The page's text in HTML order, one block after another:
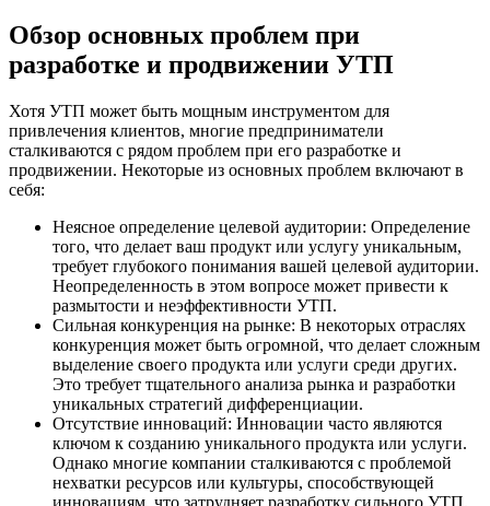
Обзор основных проблем при
разработке и продвижении УТП
Хотя УТП может быть мощным инструментом для
привлечения клиентов, многие предприниматели
сталкиваются с рядом проблем при его разработке и
продвижении. Некоторые из основных проблем включают в
себя:
Неясное определение целевой аудитории: Определение
того, что делает ваш продукт или услугу уникальным,
требует глубокого понимания вашей целевой аудитории.
Неопределенность в этом вопросе может привести к
размытости и неэффективности УТП.
Сильная конкуренция на рынке: В некоторых отраслях
конкуренция может быть огромной, что делает сложным
выделение своего продукта или услуги среди других.
Это требует тщательного анализа рынка и разработки
уникальных стратегий дифференциации.
Отсутствие инноваций: Инновации часто являются
ключом к созданию уникального продукта или услуги.
Однако многие компании сталкиваются с проблемой
нехватки ресурсов или культуры, способствующей
инновациям, что затрудняет разработку сильного УТП.